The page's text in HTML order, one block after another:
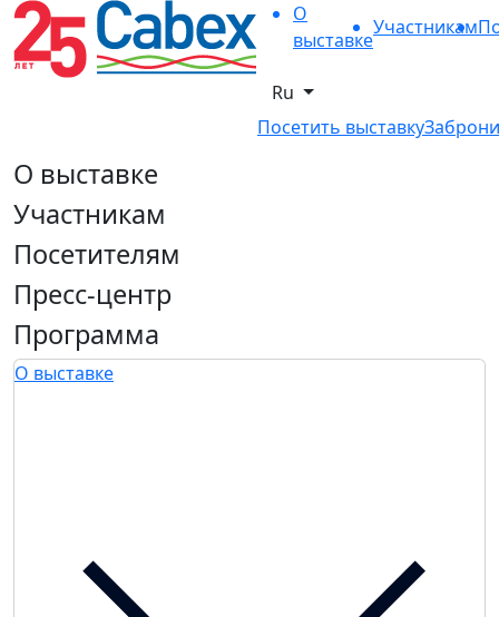
О
выставке
Участникам
Ru
Посетить выставку
О выставке
Участникам
Посетителям
Пресс-центр
Программа
О выставке